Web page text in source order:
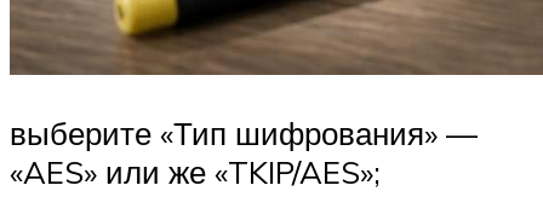
выберите «Тип шифрования» —
«AES» или же «TKIP/AES»;